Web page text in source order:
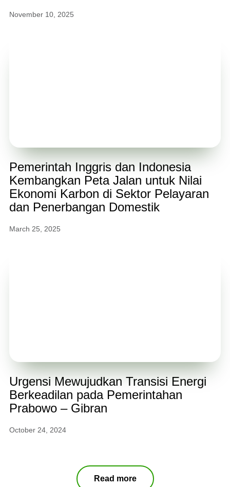
November 10, 2025
Pemerintah Inggris dan Indonesia
Kembangkan Peta Jalan untuk Nilai
Ekonomi Karbon di Sektor Pelayaran
dan Penerbangan Domestik
March 25, 2025
Urgensi Mewujudkan Transisi Energi
Berkeadilan pada Pemerintahan
Prabowo – Gibran
October 24, 2024
Read more